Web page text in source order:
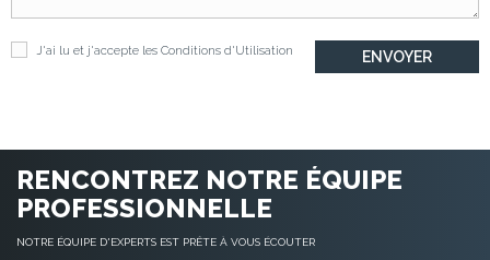
J'ai lu et j'accepte les Conditions d'Utilisation
RENCONTREZ NOTRE ÉQUIPE
PROFESSIONNELLE
NOTRE ÉQUIPE D'EXPERTS EST PRÊTE À VOUS ÉCOUTER